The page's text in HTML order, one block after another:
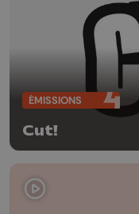
ÉMISSIONS
Cut!